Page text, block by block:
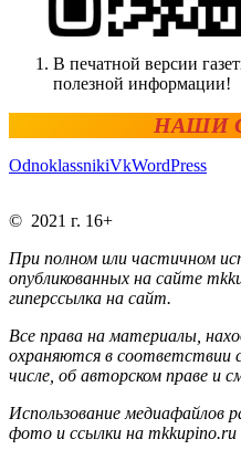
В печатной версии
полезной информации!
НАШИ
OdnoklassnikiVkWordPress
© 2021 г. 16+
При полном или частичном
опубликованных на сайте
гиперссылка на сайт.
Все права на материалы,
охраняются в соответствии
числе, об авторском праве и
Использование медиафайлов
фото и ссылки на mkkupino.ru